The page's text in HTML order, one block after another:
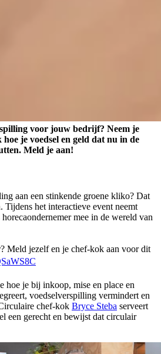
voor jouw bedrijf? Neem je
hoe je voedsel en geld dat nu in de
Meld je aan!
aan een stinkende groene kliko? Dat
Tijdens het interactieve event neemt
mee in de wereld van
Meld jezelf en je chef-kok aan voor dit
hoe je bij inkoop, mise en place en
voedselverspilling vermindert en
chef-kok Bryce Steba serveert
een gerecht en bewijst dat circulair